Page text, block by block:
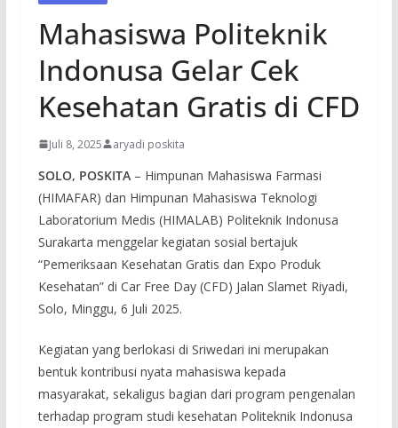
Mahasiswa Politeknik
Indonusa Gelar Cek
Kesehatan Gratis di CFD
Juli 8, 2025 aryadi poskita
SOLO, POSKITA– Himpunan Mahasiswa Farmasi
(HIMAFAR) dan Himpunan Mahasiswa Teknologi
Laboratorium Medis (HIMALAB) Politeknik Indonusa
Surakarta menggelar kegiatan sosial bertajuk
“Pemeriksaan Kesehatan Gratis dan Expo Produk
Kesehatan” di Car Free Day (CFD) Jalan Slamet Riyadi,
Solo, Minggu, 6 Juli 2025.
Kegiatan yang berlokasi di Sriwedari ini merupakan
bentuk kontribusi nyata mahasiswa kepada
masyarakat, sekaligus bagian dari program pengenalan
terhadap program studi kesehatan Politeknik Indonusa